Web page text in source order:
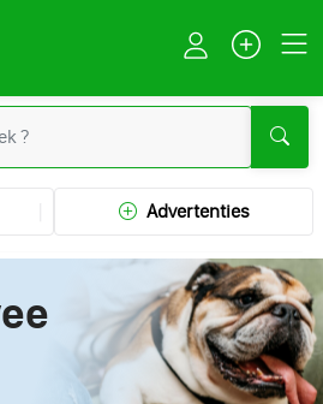
Advertenties